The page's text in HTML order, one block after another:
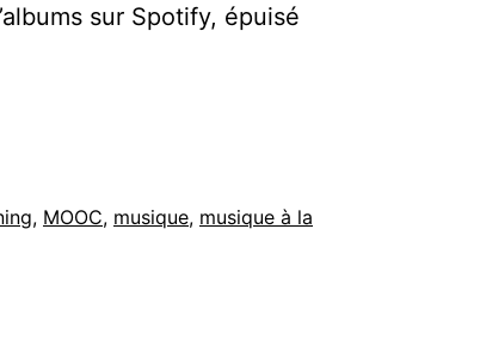
sur Spotify, épuisé
, MOOC, musique, musique à la